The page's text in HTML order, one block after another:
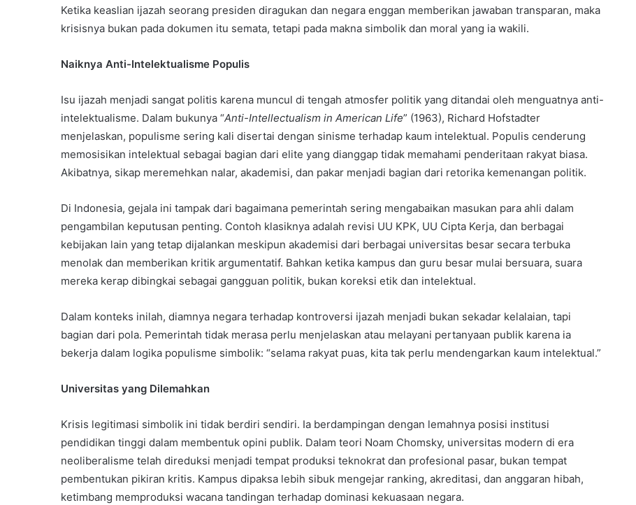
Ketika keaslian ijazah seorang presiden diragukan dan negara enggan memberikan jawaban transparan, maka
krisisnya bukan pada dokumen itu semata, tetapi pada makna simbolik dan moral yang ia wakili.
Naiknya Anti-Intelektualisme Populis
Isu ijazah menjadi sangat politis karena muncul di tengah atmosfer politik yang ditandai oleh menguatnya anti-
intelektualisme. Dalam bukunya “Anti-Intellectualism in American Life” (1963), Richard Hofstadter
menjelaskan, populisme sering kali disertai dengan sinisme terhadap kaum intelektual. Populis cenderung
memosisikan intelektual sebagai bagian dari elite yang dianggap tidak memahami penderitaan rakyat biasa.
Akibatnya, sikap meremehkan nalar, akademisi, dan pakar menjadi bagian dari retorika kemenangan politik.
Di Indonesia, gejala ini tampak dari bagaimana pemerintah sering mengabaikan masukan para ahli dalam
pengambilan keputusan penting. Contoh klasiknya adalah revisi UU KPK, UU Cipta Kerja, dan berbagai
kebijakan lain yang tetap dijalankan meskipun akademisi dari berbagai universitas besar secara terbuka
menolak dan memberikan kritik argumentatif. Bahkan ketika kampus dan guru besar mulai bersuara, suara
mereka kerap dibingkai sebagai gangguan politik, bukan koreksi etik dan intelektual.
Dalam konteks inilah, diamnya negara terhadap kontroversi ijazah menjadi bukan sekadar kelalaian, tapi
bagian dari pola. Pemerintah tidak merasa perlu menjelaskan atau melayani pertanyaan publik karena ia
bekerja dalam logika populisme simbolik: “selama rakyat puas, kita tak perlu mendengarkan kaum intelektual.”
Universitas yang Dilemahkan
Krisis legitimasi simbolik ini tidak berdiri sendiri. Ia berdampingan dengan lemahnya posisi institusi
pendidikan tinggi dalam membentuk opini publik. Dalam teori Noam Chomsky, universitas modern di era
neoliberalisme telah direduksi menjadi tempat produksi teknokrat dan profesional pasar, bukan tempat
pembentukan pikiran kritis. Kampus dipaksa lebih sibuk mengejar ranking, akreditasi, dan anggaran hibah,
ketimbang memproduksi wacana tandingan terhadap dominasi kekuasaan negara.